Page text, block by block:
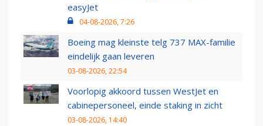
easyJet
04-08-2026, 7:26
Boeing mag kleinste telg 737 MAX-familie
eindelijk gaan leveren
03-08-2026, 22:54
Voorlopig akkoord tussen WestJet en
cabinepersoneel, einde staking in zicht
03-08-2026, 14:40